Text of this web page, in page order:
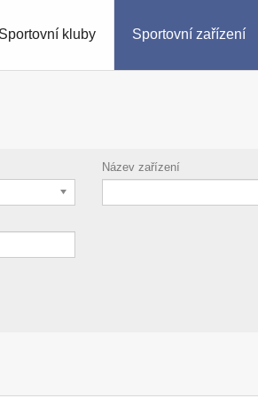
Sportovní kluby Sportovní zařízení
Název zařízení